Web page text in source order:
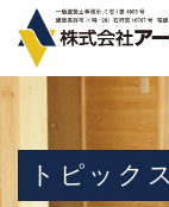
トピックス